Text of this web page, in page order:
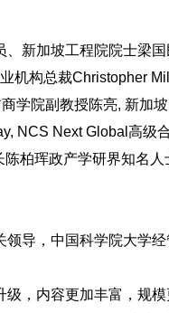
新加坡工程院院士梁国
机构总裁Christopher
学院副教授陈亮, 新加
NCS Next Global高级
柏珲政产学研界知名
导，中国科学院大学经
，内容更加丰富，规模